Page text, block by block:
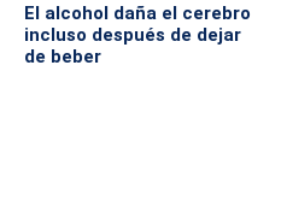
El alcohol daña el cerebro
incluso después de dejar
de beber